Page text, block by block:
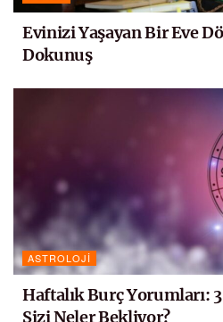
Evinizi Yaşayan Bir Eve
Dokunuş
ASTROLOJI
Haftalık Burç Yorumları:
Sizi Neler Bekliyor?